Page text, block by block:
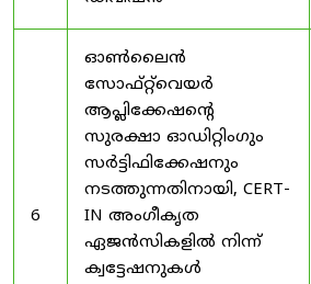
6
ഓൺലൈൻ
സോഫ്റ്റ്‌വെയർ
ആപ്ലിക്കേഷന്റെ
സുരക്ഷാ ഓഡിറ്റിംഗും
സർട്ടിഫിക്കേഷനും
നടത്തുന്നതിനായി, CERT-
IN അംഗീകൃത
ഏജൻസികളിൽ നിന്ന്
ക്വട്ടേഷനുകൾ